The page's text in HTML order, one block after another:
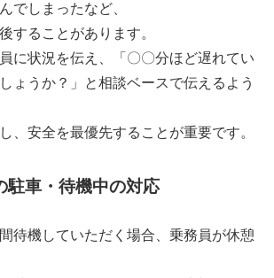
でしまったなど、
することがあります。
に状況を伝え、「〇〇分ほど遅れてい
ょうか？」と相談ベースで伝えるよう
、安全を最優先することが重要です。
車・待機中の対応
待機していただく場合、乗務員が休憩